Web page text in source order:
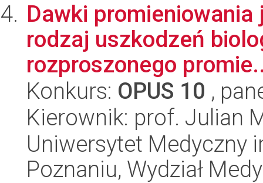
Dawki
rodzaj uszkodzeń
rozproszonego
Konkurs: OPUS 10 ,
Kierownik: prof. Julian
Uniwersytet Medyczny
Poznaniu, Wydział